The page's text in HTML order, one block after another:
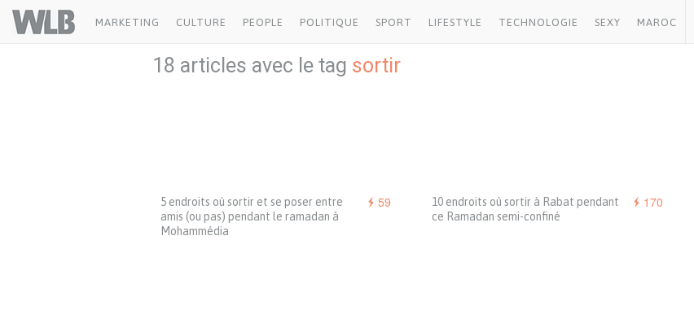
Welovebuzz
MARKETING CULTURE PEOPLE POLITIQUE SPORT LIFESTYLE TECHNOLOGIE SEXY MAROC
18 articles avec le tag sortir
59
5 endroits où sortir et se poser entre
amis (ou pas) pendant le ramadan à
Mohammédia
170
10 endroits où sortir à Rabat pendant
ce Ramadan semi-confiné